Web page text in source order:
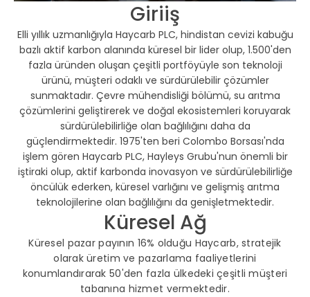
Giriiş
Elli yıllık uzmanlığıyla Haycarb PLC, hindistan cevizi kabuğu
bazlı aktif karbon alanında küresel bir lider olup, 1.500'den
fazla üründen oluşan çeşitli portföyüyle son teknoloji
ürünü, müşteri odaklı ve sürdürülebilir çözümler
sunmaktadır. Çevre mühendisliği bölümü, su arıtma
çözümlerini geliştirerek ve doğal ekosistemleri koruyarak
sürdürülebilirliğe olan bağlılığını daha da
güçlendirmektedir. 1975'ten beri Colombo Borsası'nda
işlem gören Haycarb PLC, Hayleys Grubu'nun önemli bir
iştiraki olup, aktif karbonda inovasyon ve sürdürülebilirliğe
öncülük ederken, küresel varlığını ve gelişmiş arıtma
teknolojilerine olan bağlılığını da genişletmektedir.
Küresel Ağ
Küresel pazar payının 16% olduğu Haycarb, stratejik
olarak üretim ve pazarlama faaliyetlerini
konumlandırarak 50'den fazla ülkedeki çeşitli müşteri
tabanına hizmet vermektedir.